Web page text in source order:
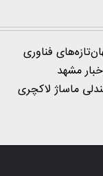
تازه‌های فناوری
مشهد
ماساژ لاکچری